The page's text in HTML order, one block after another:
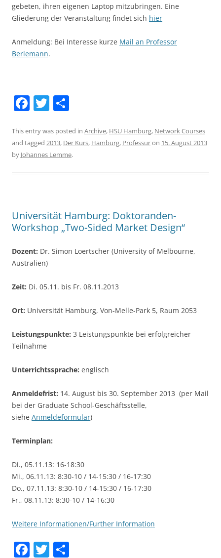
gebeten, ihren eigenen Laptop mitzubringen. Eine
Gliederung der Veranstaltung findet sich hier
Anmeldung: Bei Interesse kurze Mail an Professor
Berlemann.
F
c
e
k
T
itt
er
ar
e
This entry was posted in Archive, HSU Hamburg, Network Courses
and tagged 2013, Der Kurs, Hamburg, Professuron 15. August 2013
by Johannes Lemme.
Universität Hamburg: Doktoranden-
Workshop „Two-Sided Market Design“
Dozent: Dr. Simon Loertscher (University of Melbourne,
Australien)
Zeit: Di. 05.11. bis Fr. 08.11.2013
Ort: Universität Hamburg, Von-Melle-Park 5, Raum 2053
Leistungspunkte: 3 Leistungspunkte bei erfolgreicher
Teilnahme
Unterrichtssprache: englisch
Anmeldefrist: 14. August bis 30. September 2013 (per Mail
bei der Graduate School-Geschäftsstelle,
siehe Anmeldeformular)
Terminplan:
Di., 05.11.13: 16-18:30
Mi., 06.11.13: 8:30-10 / 14-15:30 / 16-17:30
Do., 07.11.13: 8:30-10 / 14-15:30 / 16-17:30
Fr., 08.11.13: 8:30-10 / 14-16:30
Weitere Informationen/Further Information
F T